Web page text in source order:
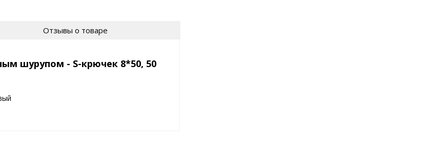
Отзывы о товаре
шурупом - S-крючек 8*50, 50